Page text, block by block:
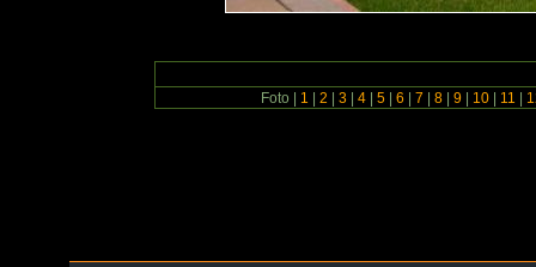
Foto | 1 | 2 | 3 | 4 | 5 | 6 | 7 | 8 | 9 | 10 | 11 |